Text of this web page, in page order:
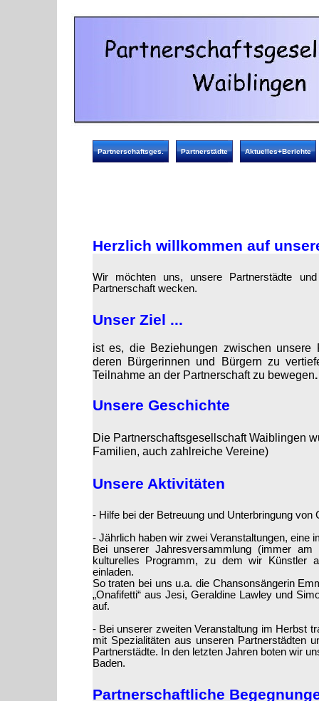
Partnerschaftsges. Partnerstädte Aktuelles+Berichte
Herzlich willkommen auf
Wir möchten uns, unsere Partnerstädte
Partnerschaft wecken.
Unser Ziel ...
ist es, die Beziehungen zwischen unsere
deren Bürgerinnen und Bürgern zu
Teilnahme an der Partnerschaft zu bewegen.
Unsere Geschichte
Die Partnerschaftsgesellschaft Waiblingen
Familien, auch zahlreiche Vereine)
Unsere Aktivitäten
-Hilfe bei der Betreuung und Unterbringung von
-Jährlich haben wir zwei Veranstaltungen, eine
Bei unserer Jahresversammlung (immer
kulturelles Programm, zu dem wir Künstler
einladen.
So traten bei uns u.a. die Chansonsängerin
„Onafifetti“ aus Jesi, Geraldine Lawley und
auf.
-Bei unserer zweiten Veranstaltung im Herbst
mit Spezialitäten aus unseren Partnerstädten
Partnerstädte. In den letzten Jahren boten wir
Baden.
Partnerschaftliche